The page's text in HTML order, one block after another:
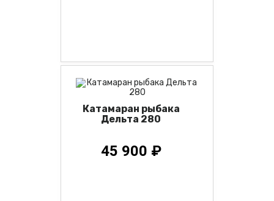
Катамаран рыбака
Дельта 280
45 900 ₽